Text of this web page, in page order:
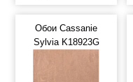
Обои Cassanie
Sylvia K18923G